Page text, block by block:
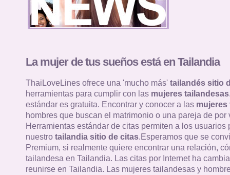
La mujer de tus sueños está en Tailandia
ThaiLoveLines ofrece una 'mucho más' tailandés sitio
herramientas para cumplir con las mujeres tailandesas
estándar es gratuita. Encontrar y conocer a las mujeres
hombres que buscan el matrimonio o una pareja de por
Herramientas estándar de citas permiten a los usuarios
nuestro tailandia sitio de citas.Esperamos que se
Premium, si realmente quiere encontrar una relación,
tailandesa en Tailandia. Las citas por Internet ha
reunirse en Tailandia. Las mujeres tailandesas y